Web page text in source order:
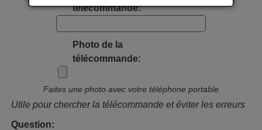
télécommande:
Photo de la
télécommande:
Faites une photo avec votre téléphone portable
Utile pour chercher la télécommande et éviter les erreurs
Question: